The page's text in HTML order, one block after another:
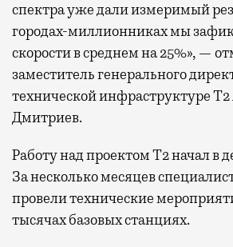
спектра уже дали измеримый
городах-миллионниках мы
скорости в среднем на 25%», —
заместитель генерального
технической инфраструктуре
Дмитриев.
Работу над проектом Т2 начал в
За несколько месяцев
провели технические
тысячах базовых станциях.